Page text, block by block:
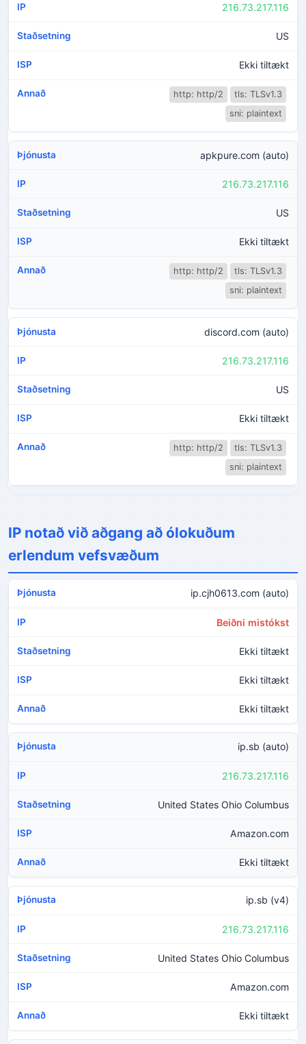
216.73.217.116
US
Ekki tiltækt
http: http/2
tls: TLSv1.3
sni: plaintext
apkpure.com (auto)
216.73.217.116
US
Ekki tiltækt
http: http/2
tls: TLSv1.3
sni: plaintext
discord.com (auto)
216.73.217.116
US
Ekki tiltækt
http: http/2
tls: TLSv1.3
sni: plaintext
IP notað við aðgang að ólokuðum
erlendum vefsvæðum
ip.cjh0613.com (auto)
Beiðni mistókst
Ekki tiltækt
Ekki tiltækt
Ekki tiltækt
ip.sb (auto)
216.73.217.116
United States Ohio Columbus
Amazon.com
Ekki tiltækt
ip.sb (v4)
216.73.217.116
United States Ohio Columbus
Amazon.com
Ekki tiltækt